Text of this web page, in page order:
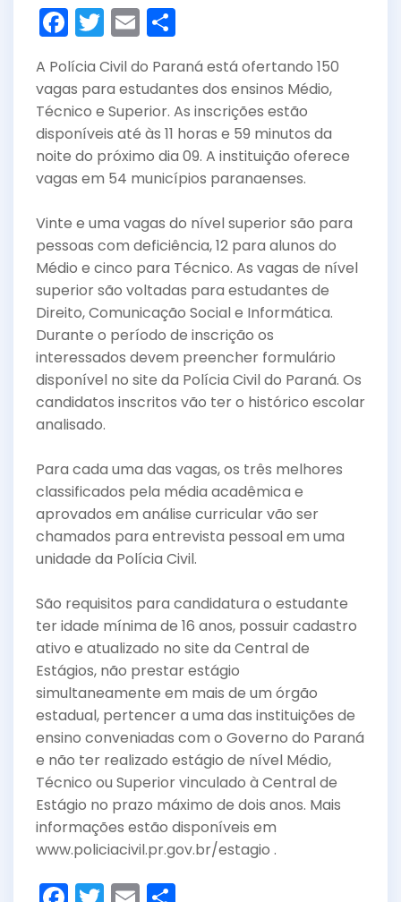
F
a
c
e
b
o
o
k
T
w
itt
er
E
m
ai
l
ar
e
A Polícia Civil do Paraná está ofertando 150
vagas para estudantes dos ensinos Médio,
Técnico e Superior. As inscrições estão
disponíveis até às 11 horas e 59 minutos da
noite do próximo dia 09. A instituição oferece
vagas em 54 municípios paranaenses.
Vinte e uma vagas do nível superior são para
pessoas com deficiência, 12 para alunos do
Médio e cinco para Técnico. As vagas de nível
superior são voltadas para estudantes de
Direito, Comunicação Social e Informática.
Durante o período de inscrição os
interessados devem preencher formulário
disponível no site da Polícia Civil do Paraná. Os
candidatos inscritos vão ter o histórico escolar
analisado.
Para cada uma das vagas, os três melhores
classificados pela média acadêmica e
aprovados em análise curricular vão ser
chamados para entrevista pessoal em uma
unidade da Polícia Civil.
São requisitos para candidatura o estudante
ter idade mínima de 16 anos, possuir cadastro
ativo e atualizado no site da Central de
Estágios, não prestar estágio
simultaneamente em mais de um órgão
estadual, pertencer a uma das instituições de
ensino conveniadas com o Governo do Paraná
e não ter realizado estágio de nível Médio,
Técnico ou Superior vinculado à Central de
Estágio no prazo máximo de dois anos. Mais
informações estão disponíveis em
www.policiacivil.pr.gov.br/estagio .